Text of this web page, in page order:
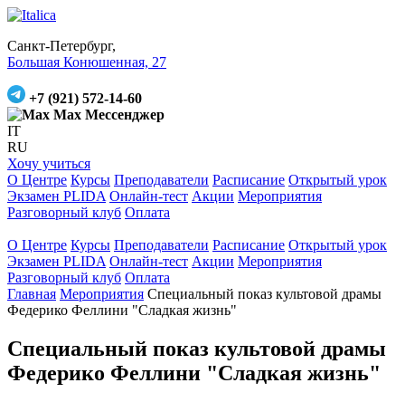
Санкт-Петербург,
Большая Конюшенная, 27
+7 (921) 572-14-60
Max Мессенджер
IT
RU
Хочу учиться
О Центре Курсы Преподаватели Расписание Открытый урок
Экзамен PLIDA Онлайн-тест Акции Мероприятия
Разговорный клуб Оплата
О Центре Курсы Преподаватели Расписание Открытый урок
Экзамен PLIDA Онлайн-тест Акции Мероприятия
Разговорный клуб Оплата
Главная Мероприятия Специальный показ культовой драмы
Федерико Феллини "Сладкая жизнь"
Специальный показ культовой драмы
Федерико Феллини "Сладкая жизнь"